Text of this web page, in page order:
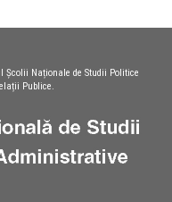
Școlii Naționale de Studii Politice
Publice.